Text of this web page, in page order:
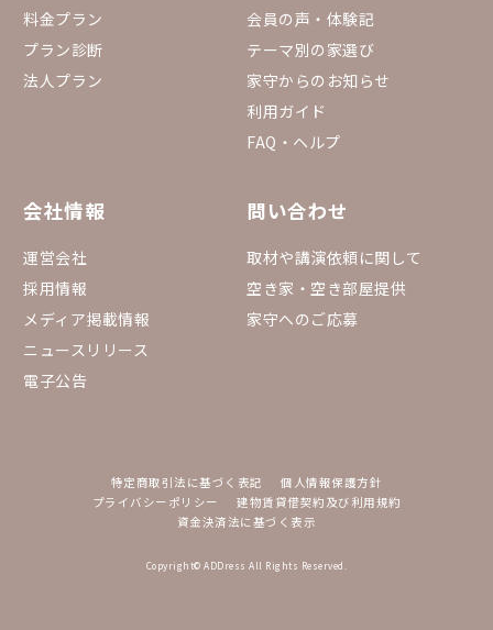
料金プラン
プラン診断
法人プラン
会員の声・体験記
テーマ別の家選び
家守からのお知らせ
利用ガイド
FAQ・ヘルプ
会社情報
運営会社
採用情報
メディア掲載情報
ニュースリリース
電子公告
問い合わせ
取材や講演依頼に関して
空き家・空き部屋提供
家守へのご応募
特定商取引法に基づく表記
個人情報保護方針
プライバシーポリシー
建物賃貸借契約及び利用規約
資金決済法に基づく表示
Copyright© ADDress All Rights Reserved.